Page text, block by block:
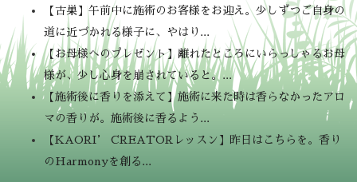
【古巣】午前中に施術のお客様をお迎え。少しずつご自身の
道に近づかれる様子に、やはり...
【お母様へのプレゼント】離れたところにいらっしゃるお母
様が、少し心身を崩されていると。...
【施術後に香りを添えて】施術に来た時は香らなかったアロ
マの香りが。施術後に香るよう...
【KAORI’ CREATORレッスン】昨日はこちらを。香り
のHarmonyを創る...